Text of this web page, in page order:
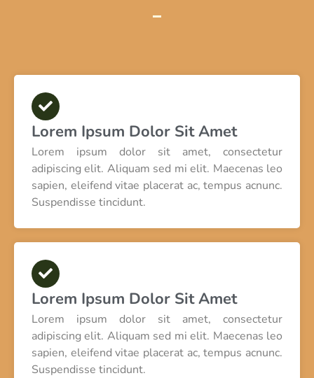
Lorem Ipsum Dolor Sit Amet
Lorem ipsum dolor sit amet, consectetur
adipiscing elit. Aliquam sed mi elit. Maecenas leo
sapien, eleifend vitae placerat ac, tempus acnunc.
Suspendisse tincidunt.
Lorem Ipsum Dolor Sit Amet
Lorem ipsum dolor sit amet, consectetur
adipiscing elit. Aliquam sed mi elit. Maecenas leo
sapien, eleifend vitae placerat ac, tempus acnunc.
Suspendisse tincidunt.